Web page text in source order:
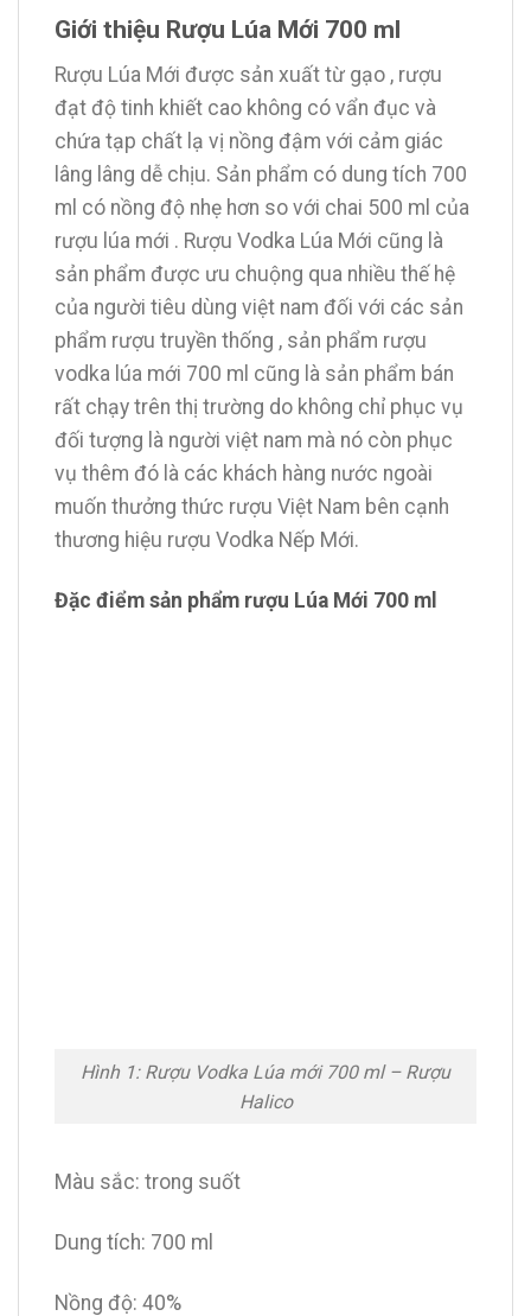
Giới thiệu Rượu Lúa Mới 700 ml
Rượu Lúa Mới được sản xuất từ gạo , rượu
đạt độ tinh khiết cao không có vẩn đục và
chứa tạp chất lạ vị nồng đậm với cảm giác
lâng lâng dễ chịu. Sản phẩm có dung tích 700
ml có nồng độ nhẹ hơn so với chai 500 ml của
rượu lúa mới . Rượu Vodka Lúa Mới cũng là
sản phẩm được ưu chuộng qua nhiều thế hệ
của người tiêu dùng việt nam đối với các sản
phẩm rượu truyền thống , sản phẩm rượu
vodka lúa mới 700 ml cũng là sản phẩm bán
rất chạy trên thị trường do không chỉ phục vụ
đối tượng là người việt nam mà nó còn phục
vụ thêm đó là các khách hàng nước ngoài
muốn thưởng thức rượu Việt Nam bên cạnh
thương hiệu rượu Vodka Nếp Mới.
Đặc điểm sản phẩm rượu Lúa Mới 700 ml
Hình 1: Rượu Vodka Lúa mới 700 ml – Rượu
Halico
Màu sắc: trong suốt
Dung tích: 700 ml
Nồng độ: 40%